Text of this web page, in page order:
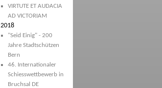
VIRTUTE ET AUDACIA
AD VICTORIAM
2018
"Seid Einig" - 200
Jahre Stadtschützen
Bern
46. Internationaler
Schiesswettbewerb in
Bruchsal DE